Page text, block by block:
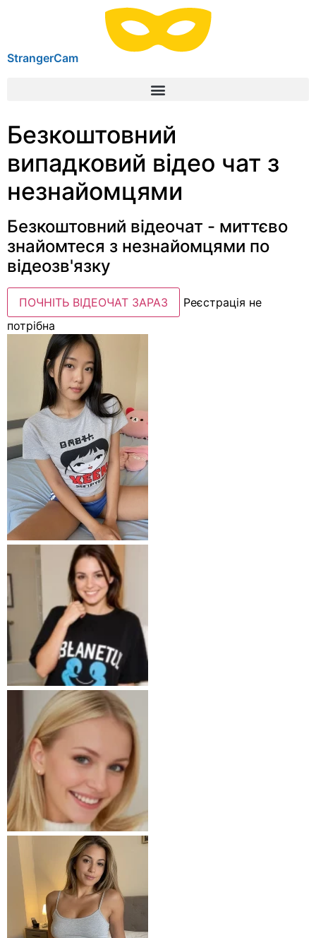
StrangerCam
Безкоштовний
випадковий відео чат з
незнайомцями
Безкоштовний відеочат - миттєво
знайомтеся з незнайомцями по
відеозв'язку
ПОЧНІТЬ ВІДЕОЧАТ ЗАРАЗ
Реєстрація не
потрібна